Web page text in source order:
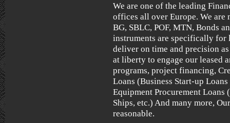
We are one of the leading
offices all over Europe. We
BG, SBLC, POF, MTN, Bonds
instruments are specifically for
deliver on time and precision
at liberty to engage our leased
programs, project financing,
Loans (Business Start-up
Equipment Procurement
Ships, etc.) And many more,
reasonable.